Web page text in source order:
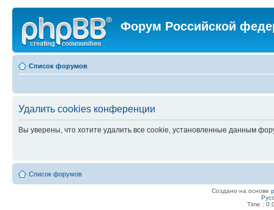
Форум Российской
Список форумов
Удалить cookies конференции
Вы уверены, что хотите удалить все cookie, установленные данным
Список форумов
Создано на основе
Time :